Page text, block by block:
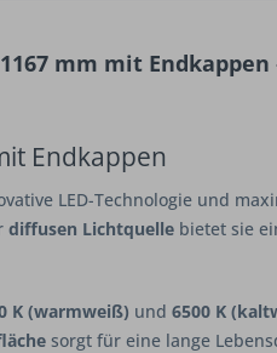
mm mit
Endkappen
LED-Technologie und
diffusen Lichtquelle bietet sie
K (warmweiß) und 6500 K
sorgt für eine lange